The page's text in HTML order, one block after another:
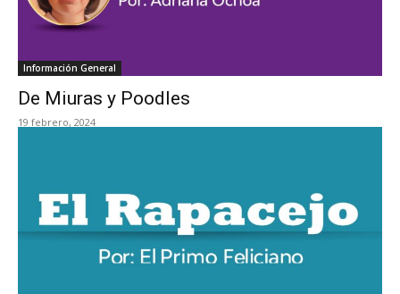
Información General
De Miuras y Poodles
19 febrero, 2024